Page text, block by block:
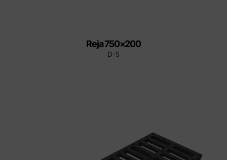
Reja 750×200
D-5